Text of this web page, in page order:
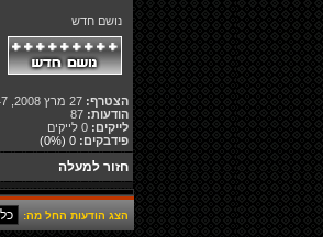
נושם חדש
הצטרף:
הודעות:
לייקים:
פידבקים: 0
(0%)
חזור למעלה
הצג הודעות החל מה: